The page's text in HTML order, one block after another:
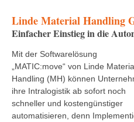
Linde Material Handling
Einfacher Einstieg in die
Mit der Softwarelösung
„MATIC:move“ von Linde
Handling (MH) können
ihre Intralogistik ab sofort noch
schneller und kostengünstiger
automatisieren, denn